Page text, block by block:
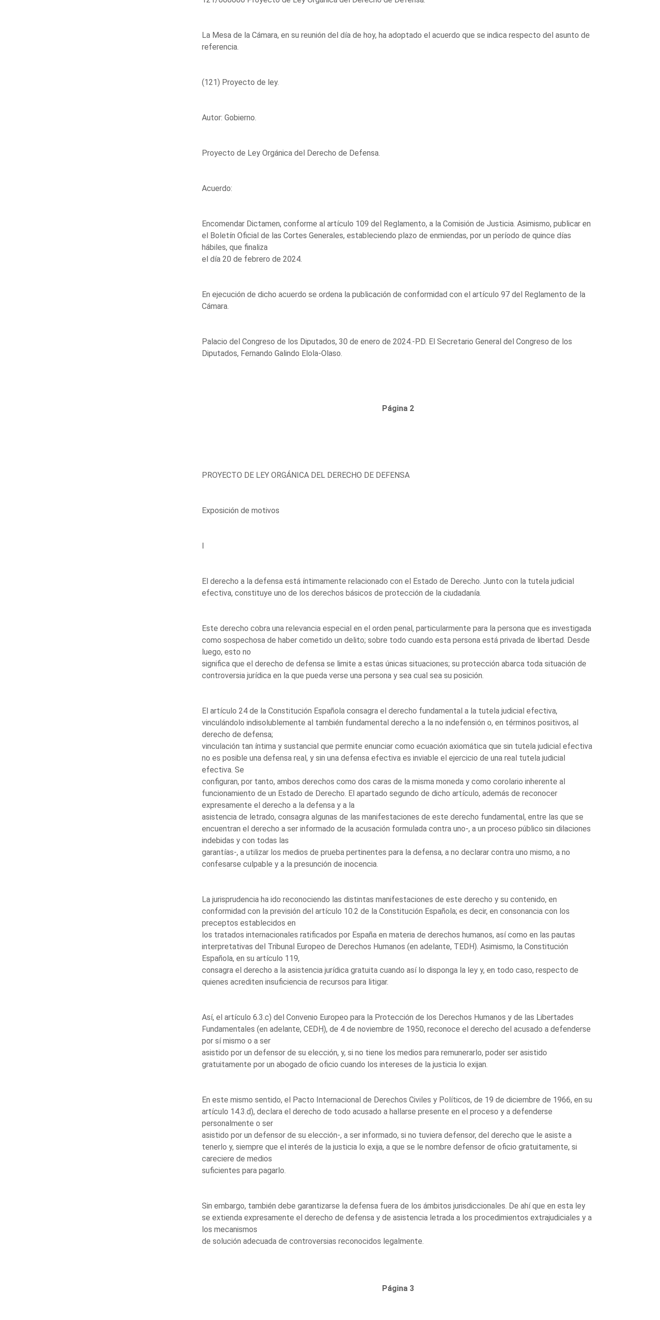
La Mesa de la Cámara, en su reunión del día de hoy, ha adoptado el acuerdo que se indica respecto del asunto de
referencia.
(121) Proyecto de ley.
Autor: Gobierno.
Proyecto de Ley Orgánica del Derecho de Defensa.
Acuerdo:
Encomendar Dictamen, conforme al artículo 109 del Reglamento, a la Comisión de Justicia. Asimismo, publicar en
el Boletín Oficial de las Cortes Generales, estableciendo plazo de enmiendas, por un período de quince días
hábiles, que finaliza
el día 20 de febrero de 2024.
En ejecución de dicho acuerdo se ordena la publicación de conformidad con el artículo 97 del Reglamento de la
Cámara.
Palacio del Congreso de los Diputados, 30 de enero de 2024.-P.D. El Secretario General del Congreso de los
Diputados, Fernando Galindo Elola-Olaso.
Página 2
PROYECTO DE LEY ORGÁNICA DEL DERECHO DE DEFENSA
Exposición de motivos
I
El derecho a la defensa está íntimamente relacionado con el Estado de Derecho. Junto con la tutela judicial
efectiva, constituye uno de los derechos básicos de protección de la ciudadanía.
Este derecho cobra una relevancia especial en el orden penal, particularmente para la persona que es investigada
como sospechosa de haber cometido un delito; sobre todo cuando esta persona está privada de libertad. Desde
luego, esto no
significa que el derecho de defensa se limite a estas únicas situaciones; su protección abarca toda situación de
controversia jurídica en la que pueda verse una persona y sea cual sea su posición.
El artículo 24 de la Constitución Española consagra el derecho fundamental a la tutela judicial efectiva,
vinculándolo indisolublemente al también fundamental derecho a la no indefensión o, en términos positivos, al
derecho de defensa;
vinculación tan íntima y sustancial que permite enunciar como ecuación axiomática que sin tutela judicial efectiva
no es posible una defensa real, y sin una defensa efectiva es inviable el ejercicio de una real tutela judicial
efectiva. Se
configuran, por tanto, ambos derechos como dos caras de la misma moneda y como corolario inherente al
funcionamiento de un Estado de Derecho. El apartado segundo de dicho artículo, además de reconocer
expresamente el derecho a la defensa y a la
asistencia de letrado, consagra algunas de las manifestaciones de este derecho fundamental, entre las que se
encuentran el derecho a ser informado de la acusación formulada contra uno-, a un proceso público sin dilaciones
indebidas y con todas las
garantías-, a utilizar los medios de prueba pertinentes para la defensa, a no declarar contra uno mismo, a no
confesarse culpable y a la presunción de inocencia.
La jurisprudencia ha ido reconociendo las distintas manifestaciones de este derecho y su contenido, en
conformidad con la previsión del artículo 10.2 de la Constitución Española; es decir, en consonancia con los
preceptos establecidos en
los tratados internacionales ratificados por España en materia de derechos humanos, así como en las pautas
interpretativas del Tribunal Europeo de Derechos Humanos (en adelante, TEDH). Asimismo, la Constitución
Española, en su artículo 119,
consagra el derecho a la asistencia jurídica gratuita cuando así lo disponga la ley y, en todo caso, respecto de
quienes acrediten insuficiencia de recursos para litigar.
Así, el artículo 6.3.c) del Convenio Europeo para la Protección de los Derechos Humanos y de las Libertades
Fundamentales (en adelante, CEDH), de 4 de noviembre de 1950, reconoce el derecho del acusado a defenderse
por sí mismo o a ser
asistido por un defensor de su elección, y, si no tiene los medios para remunerarlo, poder ser asistido
gratuitamente por un abogado de oficio cuando los intereses de la justicia lo exijan.
En este mismo sentido, el Pacto Internacional de Derechos Civiles y Políticos, de 19 de diciembre de 1966, en su
artículo 14.3.d), declara el derecho de todo acusado a hallarse presente en el proceso y a defenderse
personalmente o ser
asistido por un defensor de su elección-, a ser informado, si no tuviera defensor, del derecho que le asiste a
tenerlo y, siempre que el interés de la justicia lo exija, a que se le nombre defensor de oficio gratuitamente, si
careciere de medios
suficientes para pagarlo.
Sin embargo, también debe garantizarse la defensa fuera de los ámbitos jurisdiccionales. De ahí que en esta ley
se extienda expresamente el derecho de defensa y de asistencia letrada a los procedimientos extrajudiciales y a
los mecanismos
de solución adecuada de controversias reconocidos legalmente.
Página 3